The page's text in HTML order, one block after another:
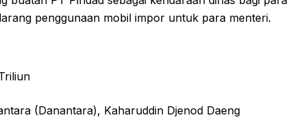
penggunaan mobil impor untuk para menteri.
(Danantara), Kaharuddin Djenod Daeng